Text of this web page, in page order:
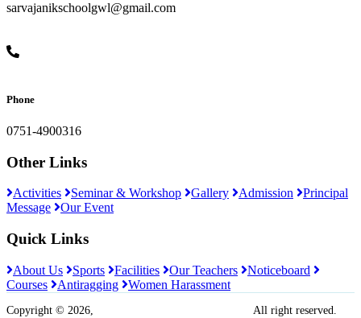
sarvajanikschoolgwl@gmail.com
Phone
0751-4900316
Other Links
Activities Seminar & Workshop Gallery Admission
Principal
Message
Our Event
Quick Links
About Us Sports Facilities Our Teachers
Noticeboard
Courses
Antiragging Women Harassment
Copyright © 2026, All right reserved.